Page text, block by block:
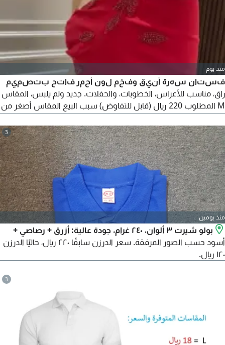
منذ يوم
فستان سهرة أنيق وفخم لون أحمر فاتح بتصميم
راق، مناسب للأعراس، الخطوبات، والحفلات. جديد ولم يلبس، المقاس
M المطلوب 220 ريال (قابل للتفاوض) سبب البيع المقاس أصغر من
الفستان، وذلك لانها أوضح وتظهر تفاصيله بشكل أفضل، والفستان
مطابق لها
3
منذ يومين
بولو شيرت ٣ ألوان، ٢٤٠ غرام، جودة عالية: أزرق + رصاصي +
أسود حسب الصور المرفقة. سعر الدرزن سابقًا ٢٢٠ ريال، حاليًا الدرزن
١٢٠ ريال.
3